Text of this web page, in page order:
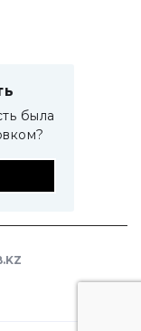
была